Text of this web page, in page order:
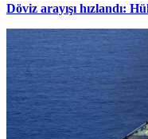
Döviz arayışı hızlandı: